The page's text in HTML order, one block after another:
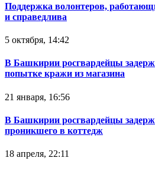
Поддержка волонтеров,
и справедлива
5 октября, 14:42
В Башкирии росгвардейцы
попытке кражи из магазина
21 января, 16:56
В Башкирии росгвардейцы
проникшего в коттедж
18 апреля, 22:11